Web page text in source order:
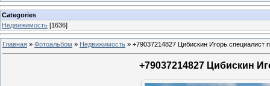
Categories
Недвижимость [1636]
Главная » Фотоальбом » Недвижимость » +79037214827 Цибискин Игорь специалист
+79037214827 Цибискин